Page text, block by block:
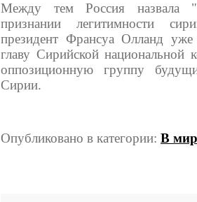
Между тем Россия назвала
признании легитимности
президент Франсуа Олланд
главу Сирийской национальной
оппозиционную группу
Сирии.
Опубликовано в категории: В